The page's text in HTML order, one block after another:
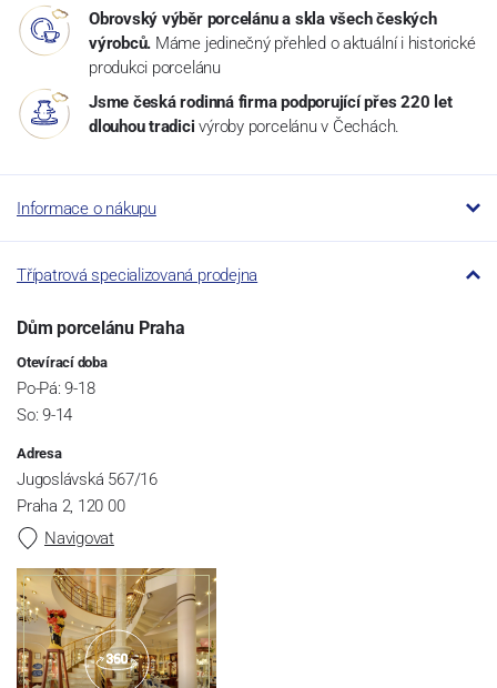
Obrovský výběr porcelánu a skla všech českých
výrobců. Máme jedinečný přehled o aktuální i historické
produkci porcelánu
Jsme česká rodinná firma podporující přes 220 let
dlouhou tradici výroby porcelánu v Čechách.
Informace o nákupu
Třípatrová specializovaná prodejna
Dům porcelánu Praha
Otevírací doba
Po-Pá: 9-18
So: 9-14
Adresa
Jugoslávská 567/16
Praha 2, 120 00
Navigovat